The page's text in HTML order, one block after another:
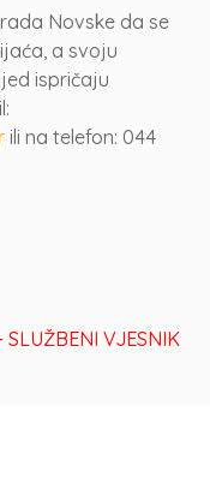
Novske da se
a svoju
ispričaju
ili na telefon: 044
SLUŽBENI VJESNIK